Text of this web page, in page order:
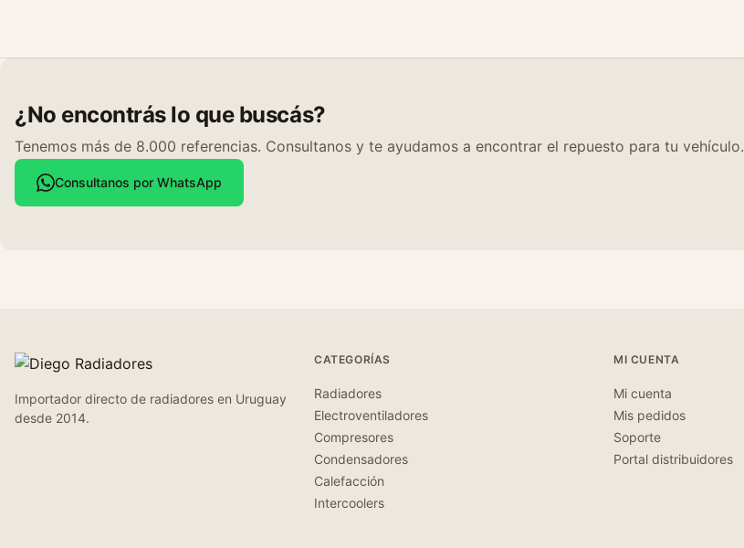
¿No encontrás lo que buscás?
Tenemos más de 8.000 referencias. Consultanos y te ayudamos a encontrar el repuesto para tu vehículo.
Consultanos por WhatsApp
Importador directo de radiadores en Uruguay
desde 2014.
CATEGORÍAS
Radiadores
Electroventiladores
Compresores
Condensadores
Calefacción
Intercoolers
MI CUENTA
Mi cuenta
Mis pedidos
Soporte
Portal distribuidores